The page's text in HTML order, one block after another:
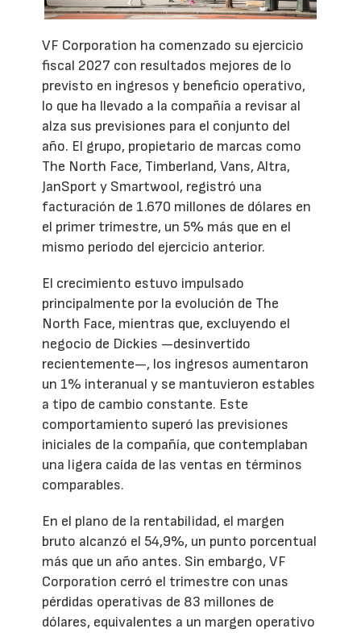
VF Corporation ha comenzado su ejercicio
fiscal 2027 con resultados mejores de lo
previsto en ingresos y beneficio operativo,
lo que ha llevado a la compañía a revisar al
alza sus previsiones para el conjunto del
año. El grupo, propietario de marcas como
The North Face, Timberland, Vans, Altra,
JanSport y Smartwool, registró una
facturación de 1.670 millones de dólares en
el primer trimestre, un 5% más que en el
mismo periodo del ejercicio anterior.
El crecimiento estuvo impulsado
principalmente por la evolución de The
North Face, mientras que, excluyendo el
negocio de Dickies —desinvertido
recientemente—, los ingresos aumentaron
un 1% interanual y se mantuvieron estables
a tipo de cambio constante. Este
comportamiento superó las previsiones
iniciales de la compañía, que contemplaban
una ligera caída de las ventas en términos
comparables.
En el plano de la rentabilidad, el margen
bruto alcanzó el 54,9%, un punto porcentual
más que un año antes. Sin embargo, VF
Corporation cerró el trimestre con unas
pérdidas operativas de 83 millones de
dólares, equivalentes a un margen operativo